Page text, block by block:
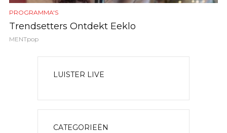
PROGRAMMA'S
Trendsetters Ontdekt Eeklo
MENTpop
LUISTER LIVE
CATEGORIEËN